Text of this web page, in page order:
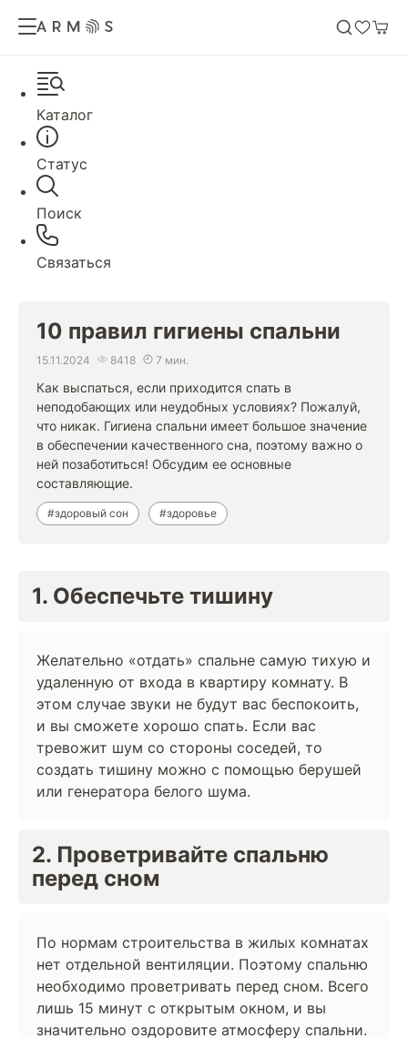
Каталог
Статус
Поиск
Связаться
10 правил гигиены спальни
15.11.2024 8418 7 мин.
Как выспаться, если приходится спать в
неподобающих или неудобных условиях? Пожалуй,
что никак. Гигиена спальни имеет большое значение
в обеспечении качественного сна, поэтому важно о
ней позаботиться! Обсудим ее основные
составляющие.
#здоровый сон #здоровье
1. Обеспечьте тишину
Желательно «отдать» спальне самую тихую и
удаленную от входа в квартиру комнату. В
этом случае звуки не будут вас беспокоить,
и вы сможете хорошо спать. Если вас
тревожит шум со стороны соседей, то
создать тишину можно с помощью берушей
или генератора белого шума.
2. Проветривайте спальню
перед сном
По нормам строительства в жилых комнатах
нет отдельной вентиляции. Поэтому спальню
необходимо проветривать перед сном. Всего
лишь 15 минут с открытым окном, и вы
значительно оздоровите атмосферу спальни.